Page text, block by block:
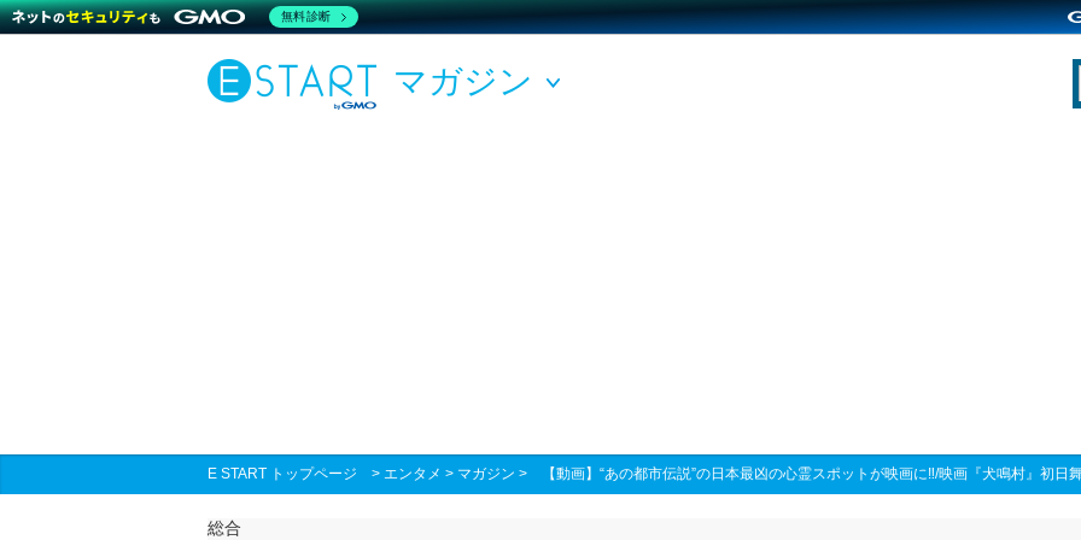
マガジン
E START トップページ > エンタメ > マガジン > 【動画】“あの都市伝説”の日本最凶の心霊スポットが映画に‼/映画『犬鳴村』初日
総合
無料診断